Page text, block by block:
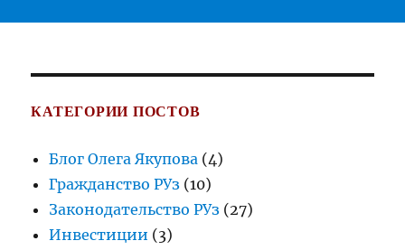
КАТЕГОРИИ ПОСТОВ
Блог Олега Якупова (4)
Гражданство РУз (10)
Законодательство РУз (27)
Инвестиции (3)